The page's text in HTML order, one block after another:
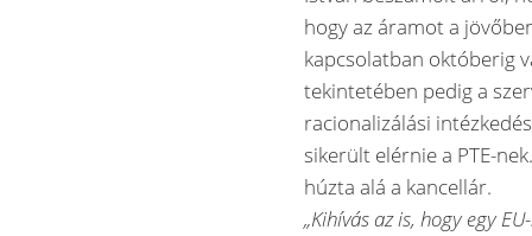
hogy az áramot a
kapcsolatban októberig
tekintetében pedig a
racionalizálási
sikerült elérnie a PTE-
húzta alá a kancellár.
„Kihívás az is, hogy egy